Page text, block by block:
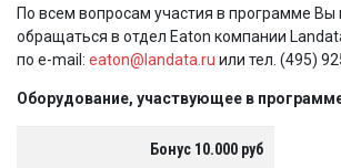
По всем вопросам участия в программе Вы
обращаться в отдел Eaton компании
по e-mail: eaton@landata.ru или тел. (495)
Оборудование, участвующее в
Бонус 10.000 руб